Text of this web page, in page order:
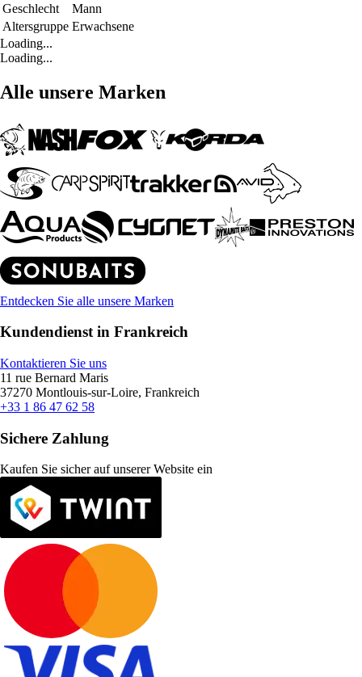
Geschlecht
Mann
Altersgruppe Erwachsene
Loading...
Loading...
Alle unsere Marken
Entdecken Sie alle unsere Marken
Kundendienst in Frankreich
Kontaktieren Sie uns
11 rue Bernard Maris
37270 Montlouis-sur-Loire, Frankreich
+33 1 86 47 62 58
Sichere Zahlung
Kaufen Sie sicher auf unserer Website ein